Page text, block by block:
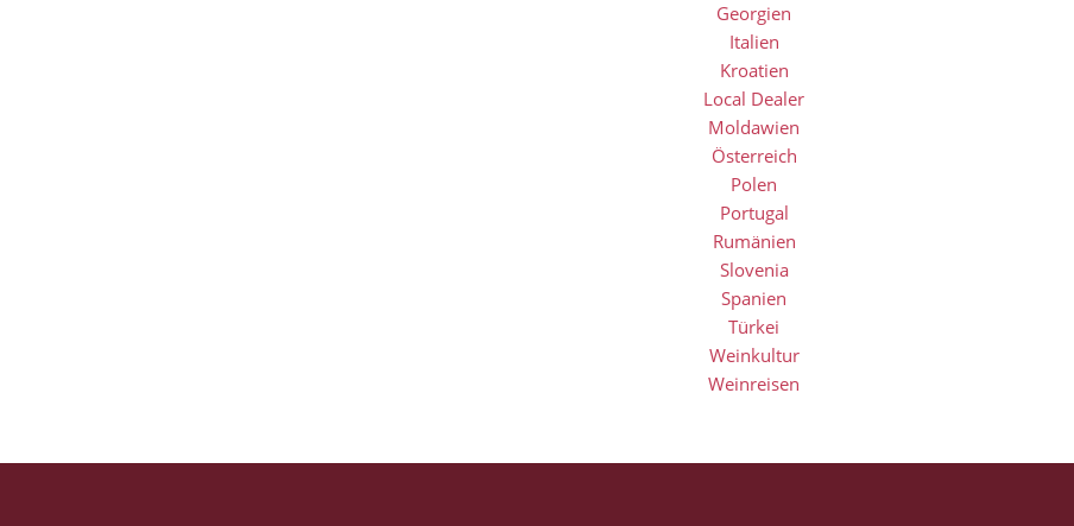
Georgien
Italien
Kroatien
Local Dealer
Moldawien
Österreich
Polen
Portugal
Rumänien
Slovenia
Spanien
Türkei
Weinkultur
Weinreisen